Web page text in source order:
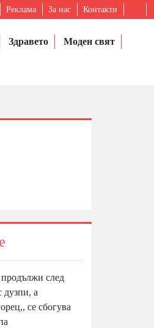
Реклама За нас Контакти
Здравето
Моден свят
след
дузпи, а
се сбогува